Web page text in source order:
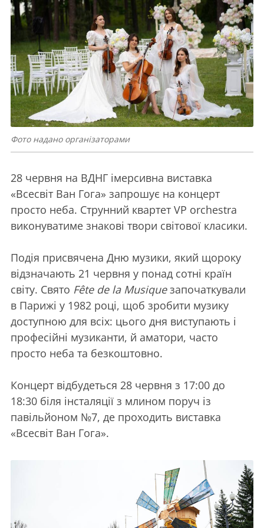
Фото надано організаторами
28 червня на ВДНГ імерсивна виставка
«Всесвіт Ван Гога» запрошує на концерт
просто неба. Струнний квартет VP orchestra
виконуватиме знакові твори світової класики.
Подія присвячена Дню музики, який щороку
відзначають 21 червня у понад сотні країн
світу. Свято Fête de la Musiqueзапочаткували
в Парижі у 1982 році, щоб зробити музику
доступною для всіх: цього дня виступають і
професійні музиканти, й аматори, часто
просто неба та безкоштовно.
Концерт відбудеться 28 червня з 17:00 до
18:30 біля інсталяції з млином поруч із
павільйоном №7, де проходить виставка
«Всесвіт Ван Гога».